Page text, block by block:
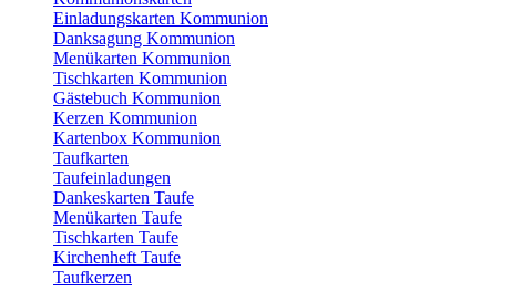
Einladungskarten Kommunion
Danksagung Kommunion
Menükarten Kommunion
Tischkarten Kommunion
Gästebuch Kommunion
Kerzen Kommunion
Kartenbox Kommunion
Taufkarten
Taufeinladungen
Dankeskarten Taufe
Menükarten Taufe
Tischkarten Taufe
Kirchenheft Taufe
Taufkerzen